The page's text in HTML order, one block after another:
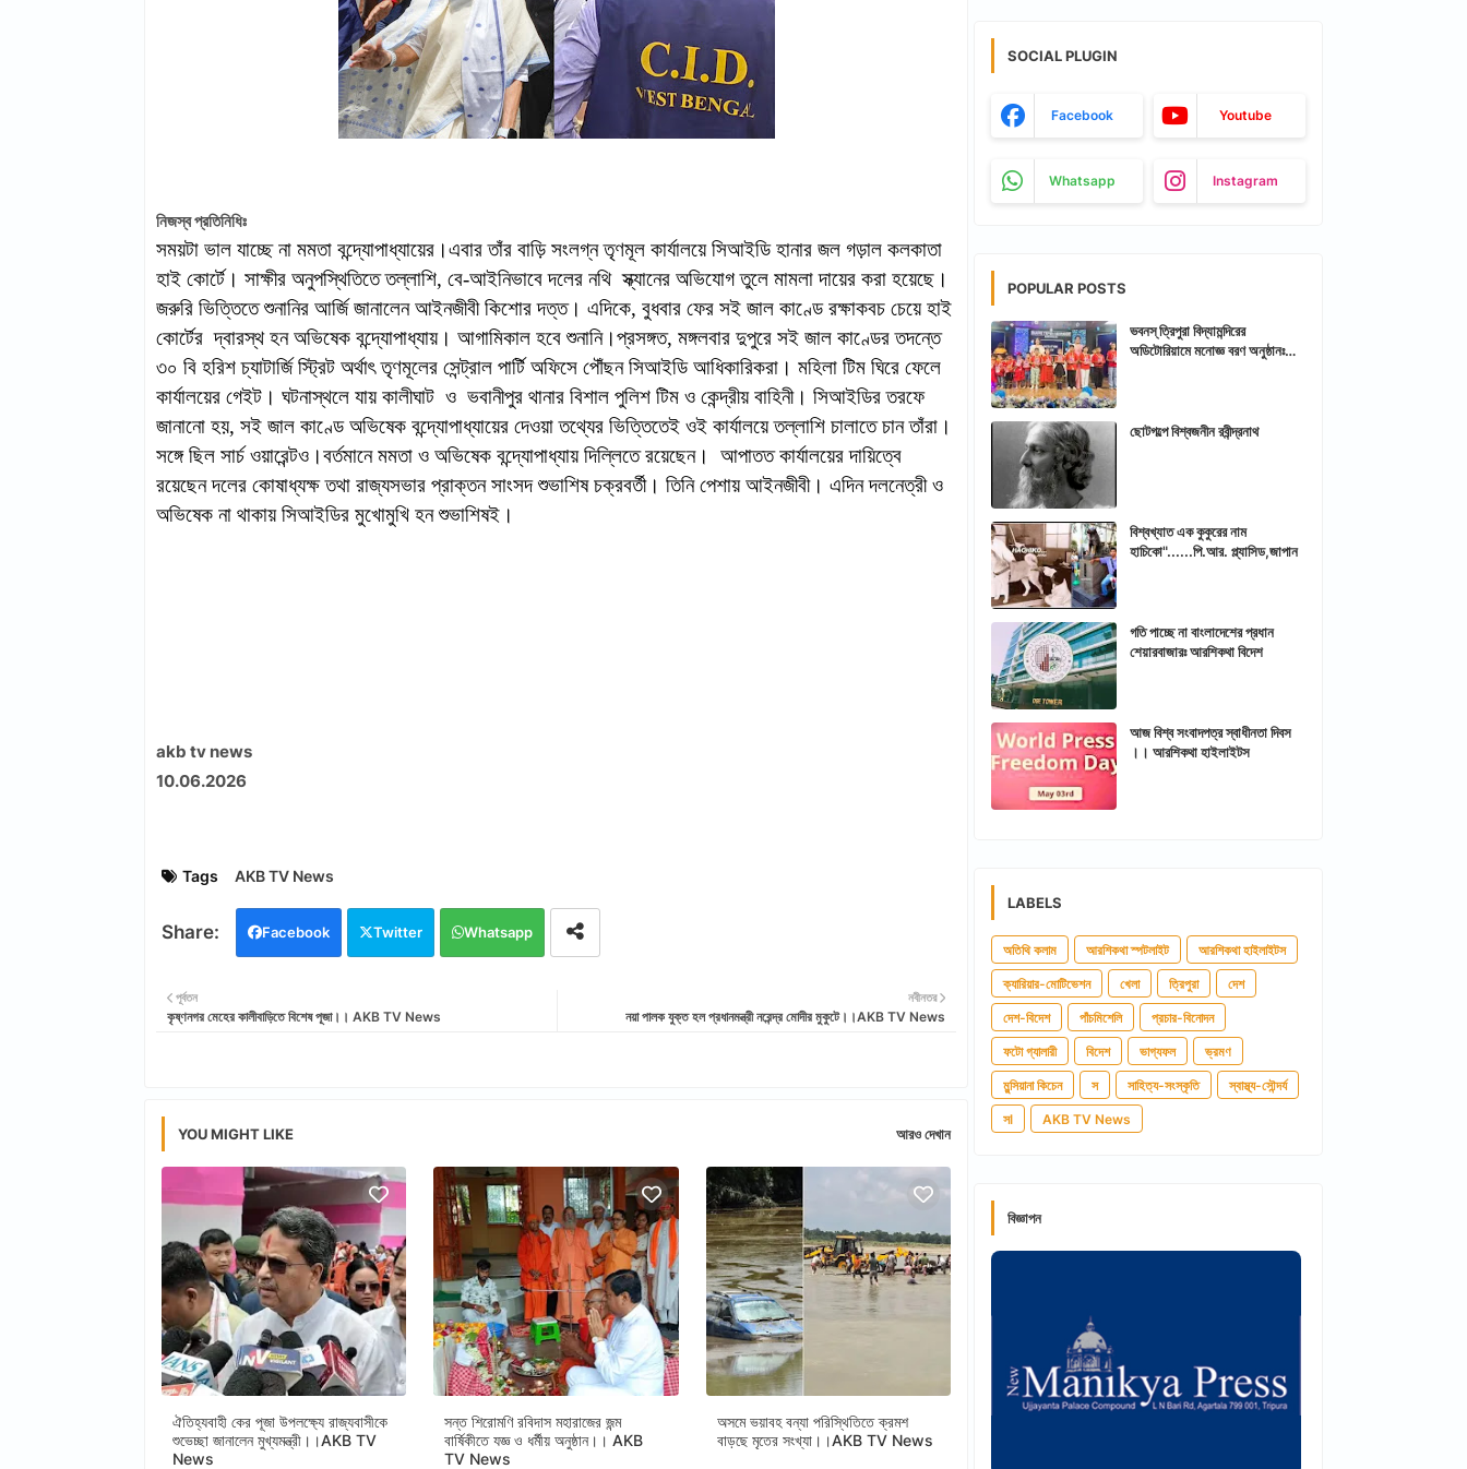
নিজস্ব প্রতিনিধিঃ
সময়টা ভাল যাচ্ছে না মমতা বন্দ্যোপাধ্যায়ের।এবার তাঁর বাড়ি সংলগ্ন তৃণমূল কার্যালয়ে সিআইডি হানার জল গড়াল কলকাতা
হাই কোর্টে। সাক্ষীর অনুপস্থিতিতে তল্লাশি, বে-আইনিভাবে দলের নথি স্ক্যানের অভিযোগ তুলে মামলা দায়ের করা হয়েছে।
জরুরি ভিত্তিতে শুনানির আর্জি জানালেন আইনজীবী কিশোর দত্ত। এদিকে, বুধবার ফের সই জাল কাণ্ডে রক্ষাকবচ চেয়ে হাই
কোর্টের দ্বারস্থ হন অভিষেক বন্দ্যোপাধ্যায়। আগামিকাল হবে শুনানি।প্রসঙ্গত, মঙ্গলবার দুপুরে সই জাল কাণ্ডের তদন্তে
৩০ বি হরিশ চ্যাটার্জি স্ট্রিট অর্থাৎ তৃণমূলের সেন্ট্রাল পার্টি অফিসে পৌঁছন সিআইডি আধিকারিকরা। মহিলা টিম ঘিরে ফেলে
কার্যালয়ের গেইট। ঘটনাস্থলে যায় কালীঘাট ও ভবানীপুর থানার বিশাল পুলিশ টিম ও কেন্দ্রীয় বাহিনী। সিআইডির তরফে
জানানো হয়, সই জাল কাণ্ডে অভিষেক বন্দ্যোপাধ্যায়ের দেওয়া তথ্যের ভিত্তিতেই ওই কার্যালয়ে তল্লাশি চালাতে চান তাঁরা।
সঙ্গে ছিল সার্চ ওয়ারেন্টও।বর্তমানে মমতা ও অভিষেক বন্দ্যোপাধ্যায় দিল্লিতে রয়েছেন। আপাতত কার্যালয়ের দায়িত্বে
রয়েছেন দলের কোষাধ্যক্ষ তথা রাজ্যসভার প্রাক্তন সাংসদ শুভাশিষ চক্রবর্তী। তিনি পেশায় আইনজীবী। এদিন দলনেত্রী ও
অভিষেক না থাকায় সিআইডির মুখোমুখি হন শুভাশিষই।
akb tv news
10.06.2026
Tags AKB TV News
Facebook Twitter Whatsapp
নবীনতর
নয়া পালক যুক্ত হল প্রধানমন্ত্রী নরেন্দ্র মোদীর মুকুটে।।AKB TV News
পূর্বতন
কৃষ্ণনগর মেহের কালীবাড়িতে বিশেষ পূজা।। AKB TV News
YOU MIGHT LIKE আরও দেখান
ঐতিহ্যবাহী কের পূজা উপলক্ষ্যে রাজ্যবাসীকে
শুভেচ্ছা জানালেন মুখ্যমন্ত্রী।।AKB TV
News
সন্ত শিরোমণি রবিদাস মহারাজের জন্ম
বার্ষিকীতে যজ্ঞ ও ধর্মীয় অনুষ্ঠান।। AKB
TV News
অসমে ভয়াবহ বন্যা পরিস্থিতিতে ক্রমশ
বাড়ছে মৃতের সংখ্যা।।AKB TV News
SOCIAL PLUGIN
Facebook Youtube
Whatsapp Instagram
POPULAR POSTS
ভবনস্ ত্রিপুরা বিদ্যামন্দিরের
অডিটোরিয়ামে মনোজ্ঞ বরণ অনুষ্ঠানঃ
ছোটগল্পে বিশ্বজনীন রবীন্দ্রনাথ
বিশ্বখ্যাত এক কুকুরের নাম
হাচিকো"......পি.আর. প্ল্যাসিড,জাপান
গতি পাচ্ছে না বাংলাদেশের প্রধান
শেয়ারবাজারঃ আরশিকথা বিদেশ
আজ বিশ্ব সংবাদপত্র স্বাধীনতা দিবস
।। আরশিকথা হাইলাইটস
LABELS
অতিথি কলাম আরশিকথা স্পটলাইট আরশিকথা হাইলাইটস
ক্যারিয়ার-মোটিভেশন খেলা ত্রিপুরা দেশ
দেশ-বিদেশ পাঁচমিশেলি প্রচার-বিনোদন
ফটো গ্যালারী বিদেশ ভাগ্যফল ভ্রমণ
মুন্সিয়ানা কিচেন স সাহিত্য-সংস্কৃতি স্বাস্থ্য-সৌন্দর্য
সl AKB TV News
বিজ্ঞাপন